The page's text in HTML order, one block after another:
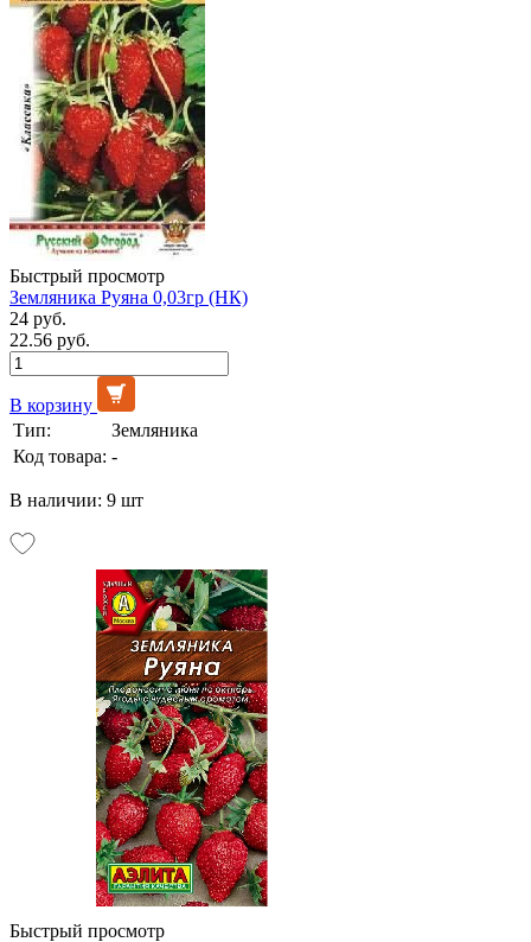
Быстрый просмотр
Земляника Руяна 0,03гр (НК)
24 руб.
22.56 руб.
В корзину
Тип:
Земляника
Код товара: -
В наличии: 9 шт
Быстрый просмотр